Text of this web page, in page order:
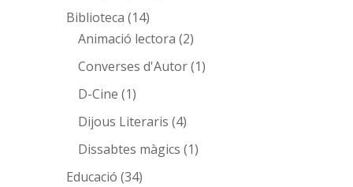
Biblioteca (14)
Animació lectora (2)
Converses d'Autor(1)
D-Cine (1)
Dijous Literaris (4)
Dissabtes màgics (1)
Educació (34)